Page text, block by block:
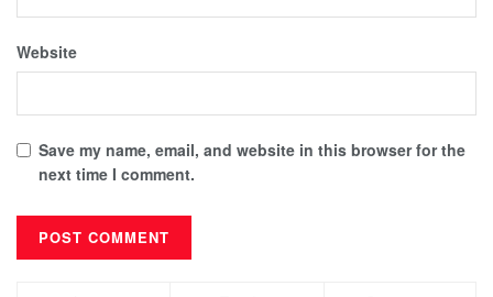
Website
Save my name, email, and website in this browser for the
next time I comment.